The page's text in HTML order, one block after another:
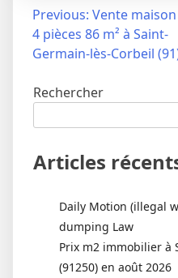
Navigation
Previous: Vente maison
4 pièces 86 m² à Saint-
Germain-lès-Corbeil
Rechercher
Articles
Daily Motion (illegal
dumping Law
Prix m2 immobilier à
(91250) en août 2026